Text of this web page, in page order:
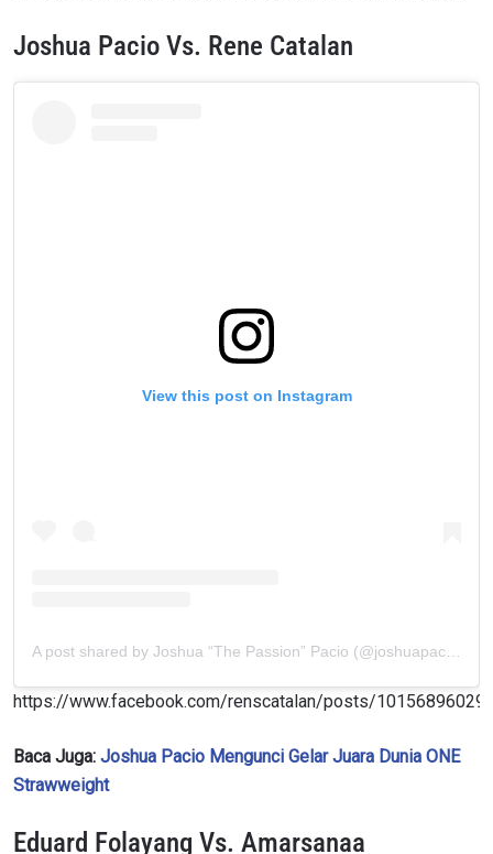
Joshua Pacio Vs. Rene Catalan
View this post on Instagram
https://www.facebook.com/renscatalan/posts/
Baca Juga: Joshua Pacio Mengunci Gelar Juara Dunia ONE
Strawweight
Eduard Folayang Vs. Amarsanaa